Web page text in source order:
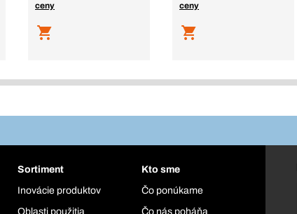
ceny
ceny
Sortiment
Inovácie produktov
Oblasti použitia
Kto sme
Čo ponúkame
Čo nás poháňa